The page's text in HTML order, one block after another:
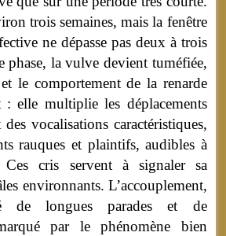
trois semaines, mais la fenêtre
ne dépasse pas deux à trois
phase, la vulve devient tuméfiée,
le comportement de la renarde
: elle multiplie les déplacements
vocalisations caractéristiques,
rauques et plaintifs, audibles à
Ces cris servent à signaler sa
environnants. L’accouplement,
de longues parades et de
par le phénomène bien